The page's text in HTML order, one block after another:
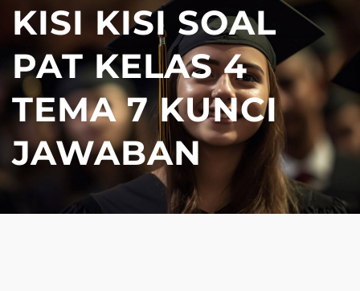
KISI KISI SOAL
PAT KELAS 4
TEMA 7 KUNCI
JAWABAN